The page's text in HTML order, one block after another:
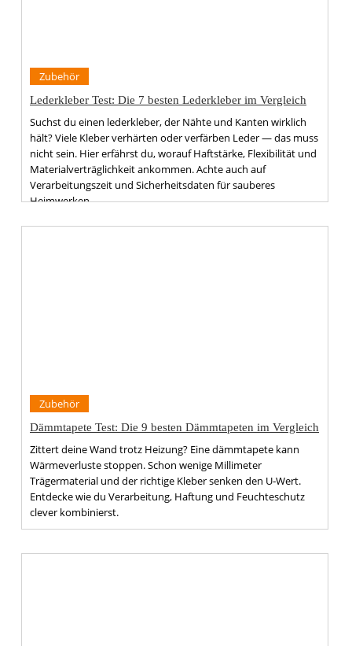
Zubehör
Lederkleber Test: Die 7 besten Lederkleber im Vergleich
Suchst du einen lederkleber, der Nähte und Kanten wirklich
hält? Viele Kleber verhärten oder verfärben Leder — das muss
nicht sein. Hier erfährst du, worauf Haftstärke, Flexibilität und
Materialverträglichkeit ankommen. Achte auch auf
Verarbeitungszeit und Sicherheitsdaten für sauberes
Heimwerken.
Zubehör
Dämmtapete Test: Die 9 besten Dämmtapeten im Vergleich
Zittert deine Wand trotz Heizung? Eine dämmtapete kann
Wärmeverluste stoppen. Schon wenige Millimeter
Trägermaterial und der richtige Kleber senken den U‑Wert.
Entdecke wie du Verarbeitung, Haftung und Feuchteschutz
clever kombinierst.